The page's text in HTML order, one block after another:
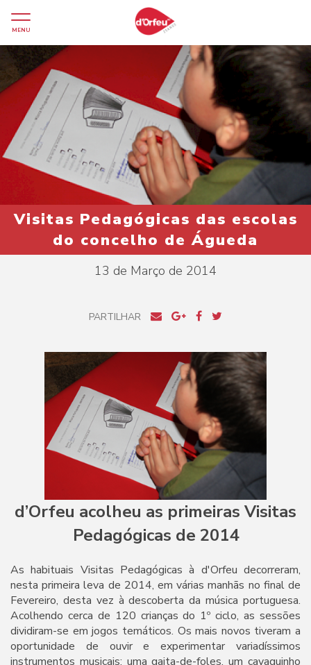
MENU
Visitas Pedagógicas das escolas
do concelho de Águeda
13 de Março de 2014
PARTILHAR
d’Orfeu acolheu as primeiras Visitas
Pedagógicas de 2014
As habituais Visitas Pedagógicas à d'Orfeu decorreram,
nesta primeira leva de 2014, em várias manhãs no final de
Fevereiro, desta vez à descoberta da música portuguesa.
Acolhendo cerca de 120 crianças do 1º ciclo, as sessões
dividiram-se em jogos temáticos. Os mais novos tiveram a
oportunidade de ouvir e experimentar variadíssimos
instrumentos musicais: uma gaita-de-foles, um cavaquinho